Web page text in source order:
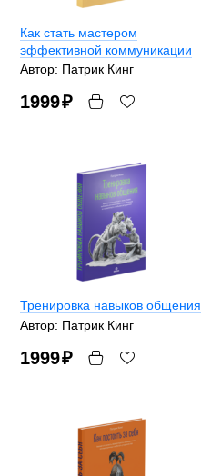
Как стать мастером
эффективной коммуникации
Автор: Патрик Кинг
1999₽
Тренировка навыков общения
Автор: Патрик Кинг
1999₽